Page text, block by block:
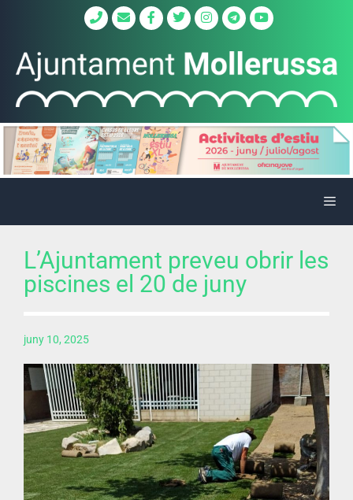
L’Ajuntament preveu obrir les
piscines el 20 de juny
juny 10, 2025